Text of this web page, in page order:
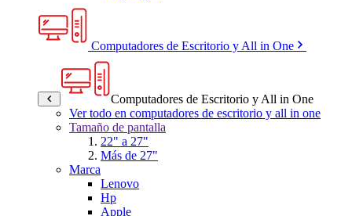
Computadores de Escritorio y All in One
Computadores de Escritorio y All in One
Ver todo en computadores de escritorio y all in one
Tamaño de pantalla
22" a 27"
Más de 27"
Marca
Lenovo
Hp
Apple